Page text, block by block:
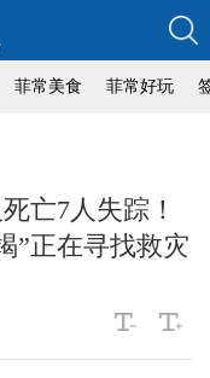
菲常美食 菲常好玩
亡7人失踪！
”正在寻找救灾